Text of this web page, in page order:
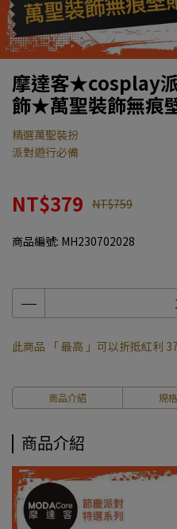
摩達客★cosplay
飾★萬聖裝飾無痕
精選萬聖裝扮
派對遊行必備
NT$379 NT$759
商品編號: MH230702028
此商品 「 最高 」可以折抵紅利
商品介紹 規
商品介紹